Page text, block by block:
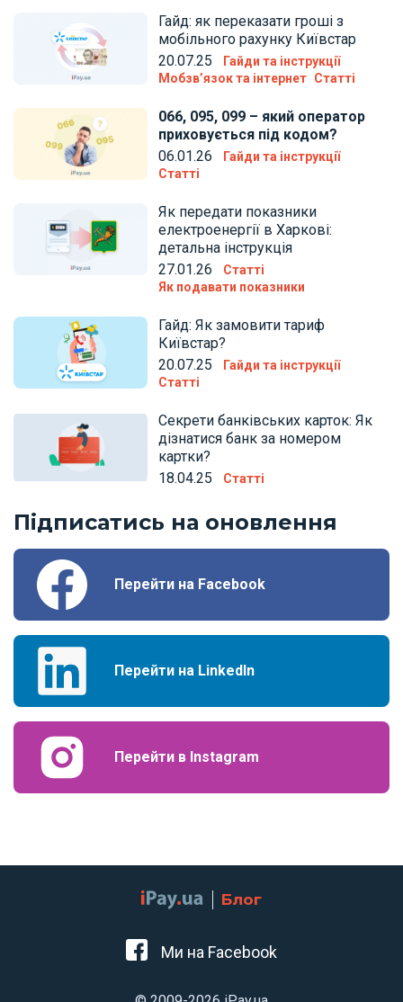
Гайд: як переказати гроші з
мобільного рахунку Київстар
20.07.25
Гайди та інструкції
Мобзв’язок та інтернет Статті
066, 095, 099 – який оператор
приховується під кодом?
06.01.26
Гайди та інструкції
Статті
Як передати показники
електроенергії в Харкові:
детальна інструкція
27.01.26
Статті
Як подавати показники
Гайд: Як замовити тариф
Київстар?
20.07.25
Гайди та інструкції
Статті
Секрети банківських карток: Як
дізнатися банк за номером
картки?
18.04.25
Статті
Підписатись на оновлення
Перейти на Facebook
Перейти на LinkedIn
Перейти в Instagram
Блог
Ми на Facebook